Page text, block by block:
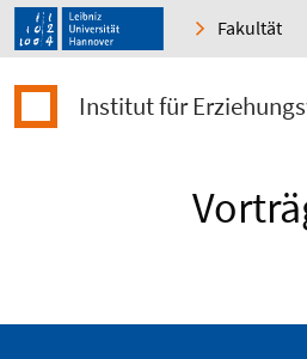
Fakultät
Institut für